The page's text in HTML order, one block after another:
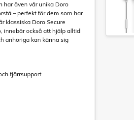
har även vår unika Doro
– perfekt för dem som har
klassiska Doro Secure
innebär också att hjälp alltid
anhöriga kan känna sig
fjärrsupport